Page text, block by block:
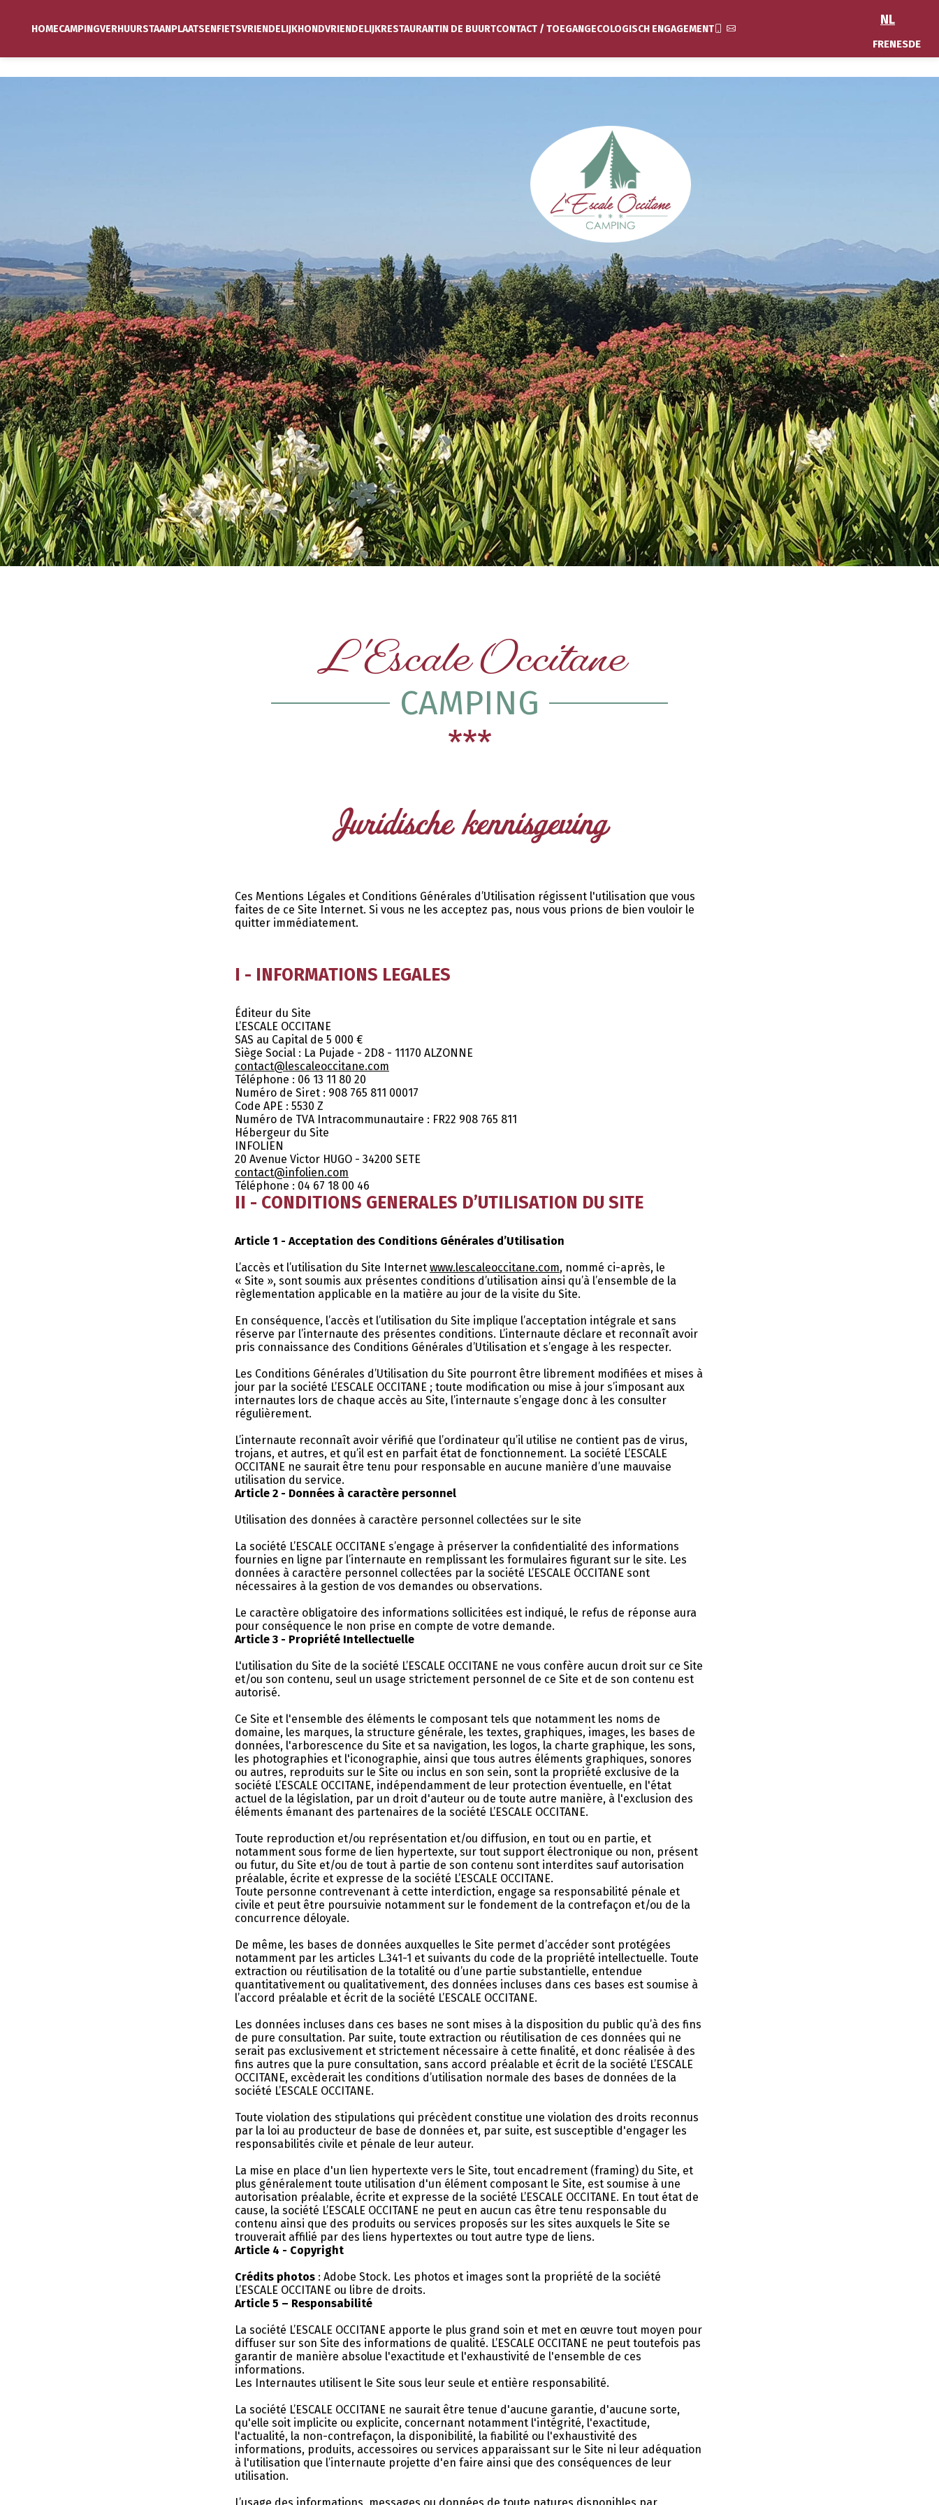
HOMECAMPINGVERHUURSTAANPLAATSENFIETSVRIENDELIJKHONDVRIENDELIJKRESTAURANTIN DE BUURTCONTACT / TOEGANGECOLOGISCH ENGAGEMENT
NL
FRENESDE
L'Escale Occitane
CAMPING
***
Juridische kennisgeving
Ces Mentions Légales et Conditions Générales d’Utilisation régissent l'utilisation que vous
faites de ce Site Internet. Si vous ne les acceptez pas, nous vous prions de bien vouloir le
quitter immédiatement.
I - INFORMATIONS LEGALES
Éditeur du Site
L’ESCALE OCCITANE
SAS au Capital de 5 000 €
Siège Social : La Pujade - 2D8 - 11170 ALZONNE
contact@lescaleoccitane.com
Téléphone : 06 13 11 80 20
Numéro de Siret : 908 765 811 00017
Code APE : 5530 Z
Numéro de TVA Intracommunautaire : FR22 908 765 811
Hébergeur du Site
INFOLIEN
20 Avenue Victor HUGO - 34200 SETE
contact@infolien.com
Téléphone : 04 67 18 00 46
II - CONDITIONS GENERALES D’UTILISATION DU SITE
Article 1 - Acceptation des Conditions Générales d’Utilisation
L’accès et l’utilisation du Site Internet www.lescaleoccitane.com, nommé ci-après, le
« Site », sont soumis aux présentes conditions d’utilisation ainsi qu’à l’ensemble de la
règlementation applicable en la matière au jour de la visite du Site.
En conséquence, l’accès et l’utilisation du Site implique l’acceptation intégrale et sans
réserve par l’internaute des présentes conditions. L’internaute déclare et reconnaît avoir
pris connaissance des Conditions Générales d’Utilisation et s’engage à les respecter.
Les Conditions Générales d’Utilisation du Site pourront être librement modifiées et mises à
jour par la société L’ESCALE OCCITANE ; toute modification ou mise à jour s’imposant aux
internautes lors de chaque accès au Site, l’internaute s’engage donc à les consulter
régulièrement.
L’internaute reconnaît avoir vérifié que l’ordinateur qu’il utilise ne contient pas de virus,
trojans, et autres, et qu’il est en parfait état de fonctionnement. La société L’ESCALE
OCCITANE ne saurait être tenu pour responsable en aucune manière d’une mauvaise
utilisation du service.
Article 2 - Données à caractère personnel
Utilisation des données à caractère personnel collectées sur le site
La société L’ESCALE OCCITANE s’engage à préserver la confidentialité des informations
fournies en ligne par l’internaute en remplissant les formulaires figurant sur le site. Les
données à caractère personnel collectées par la société L’ESCALE OCCITANE sont
nécessaires à la gestion de vos demandes ou observations.
Le caractère obligatoire des informations sollicitées est indiqué, le refus de réponse aura
pour conséquence le non prise en compte de votre demande.
Article 3 - Propriété Intellectuelle
L'utilisation du Site de la société L’ESCALE OCCITANE ne vous confère aucun droit sur ce Site
et/ou son contenu, seul un usage strictement personnel de ce Site et de son contenu est
autorisé.
Ce Site et l'ensemble des éléments le composant tels que notamment les noms de
domaine, les marques, la structure générale, les textes, graphiques, images, les bases de
données, l'arborescence du Site et sa navigation, les logos, la charte graphique, les sons,
les photographies et l'iconographie, ainsi que tous autres éléments graphiques, sonores
ou autres, reproduits sur le Site ou inclus en son sein, sont la propriété exclusive de la
société L’ESCALE OCCITANE, indépendamment de leur protection éventuelle, en l'état
actuel de la législation, par un droit d'auteur ou de toute autre manière, à l'exclusion des
éléments émanant des partenaires de la société L’ESCALE OCCITANE.
Toute reproduction et/ou représentation et/ou diffusion, en tout ou en partie, et
notamment sous forme de lien hypertexte, sur tout support électronique ou non, présent
ou futur, du Site et/ou de tout à partie de son contenu sont interdites sauf autorisation
préalable, écrite et expresse de la société L’ESCALE OCCITANE.
Toute personne contrevenant à cette interdiction, engage sa responsabilité pénale et
civile et peut être poursuivie notamment sur le fondement de la contrefaçon et/ou de la
concurrence déloyale.
De même, les bases de données auxquelles le Site permet d’accéder sont protégées
notamment par les articles L.341-1 et suivants du code de la propriété intellectuelle. Toute
extraction ou réutilisation de la totalité ou d’une partie substantielle, entendue
quantitativement ou qualitativement, des données incluses dans ces bases est soumise à
l’accord préalable et écrit de la société L’ESCALE OCCITANE.
Les données incluses dans ces bases ne sont mises à la disposition du public qu’à des fins
de pure consultation. Par suite, toute extraction ou réutilisation de ces données qui ne
serait pas exclusivement et strictement nécessaire à cette finalité, et donc réalisée à des
fins autres que la pure consultation, sans accord préalable et écrit de la société L’ESCALE
OCCITANE, excèderait les conditions d’utilisation normale des bases de données de la
société L’ESCALE OCCITANE.
Toute violation des stipulations qui précèdent constitue une violation des droits reconnus
par la loi au producteur de base de données et, par suite, est susceptible d'engager les
responsabilités civile et pénale de leur auteur.
La mise en place d'un lien hypertexte vers le Site, tout encadrement (framing) du Site, et
plus généralement toute utilisation d'un élément composant le Site, est soumise à une
autorisation préalable, écrite et expresse de la société L’ESCALE OCCITANE. En tout état de
cause, la société L’ESCALE OCCITANE ne peut en aucun cas être tenu responsable du
contenu ainsi que des produits ou services proposés sur les sites auxquels le Site se
trouverait affilié par des liens hypertextes ou tout autre type de liens.
Article 4 - Copyright
Crédits photos : Adobe Stock. Les photos et images sont la propriété de la société
L’ESCALE OCCITANE ou libre de droits.
Article 5 – Responsabilité
La société L’ESCALE OCCITANE apporte le plus grand soin et met en œuvre tout moyen pour
diffuser sur son Site des informations de qualité. L’ESCALE OCCITANE ne peut toutefois pas
garantir de manière absolue l'exactitude et l'exhaustivité de l'ensemble de ces
informations.
Les Internautes utilisent le Site sous leur seule et entière responsabilité.
La société L’ESCALE OCCITANE ne saurait être tenue d'aucune garantie, d'aucune sorte,
qu'elle soit implicite ou explicite, concernant notamment l'intégrité, l'exactitude,
l'actualité, la non-contrefaçon, la disponibilité, la fiabilité ou l'exhaustivité des
informations, produits, accessoires ou services apparaissant sur le Site ni leur adéquation
à l'utilisation que l’internaute projette d'en faire ainsi que des conséquences de leur
utilisation.